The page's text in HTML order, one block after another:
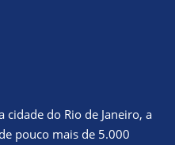
cidade do Rio de Janeiro, a
pouco mais de 5.000